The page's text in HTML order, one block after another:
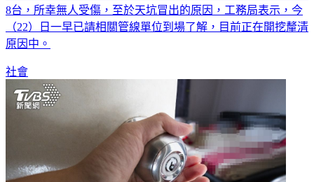
8台，所幸無人受傷，至於天坑冒出的原因，工務局表示，今
（22）日一早已請相關管線單位到場了解，目前正在開挖釐清
原因中。
社會